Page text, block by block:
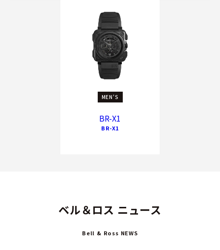
MEN'S
BR-X1
BR-X1
ベル＆ロス ニュース
Bell & Ross NEWS